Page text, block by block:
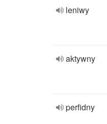
leniwy
aktywny
perfidny